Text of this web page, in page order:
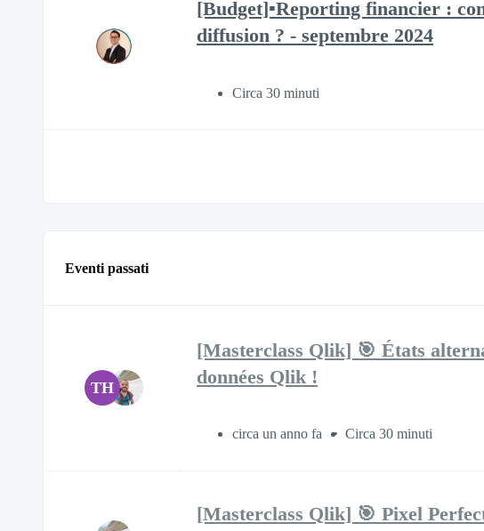
[Budget]▪️Reporting financier :
diffusion ? - septembre 2024
Circa 30 minuti
Eventi passati
TH
[Masterclass Qlik] 🎯 États
données Qlik !
circa un anno fa Circa 30 minuti
[Masterclass Qlik] 🎯 Pixel